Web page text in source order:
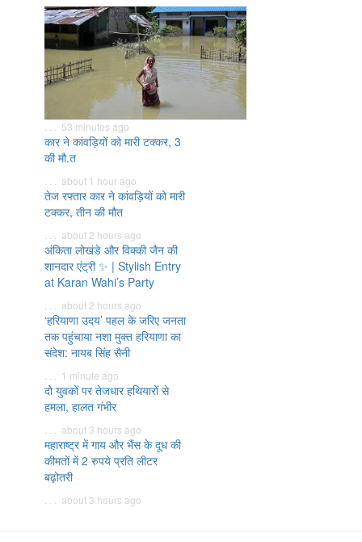
. . . 53 minutes ago
कार ने कांवड़ियों को मारी टक्कर, 3
की मौ.त
. . . about 1 hour ago
तेज रफ्तार कार ने कांवड़ियों को मारी
टक्कर, तीन की मौत
. . . about 2 hours ago
अंकिता लोखंडे और विक्की जैन की
शानदार एंट्री ✨ | Stylish Entry
at Karan Wahi’s Party
. . . about 2 hours ago
‘हरियाणा उदय’ पहल के जरिए जनता
तक पहुंचाया नशा मुक्त हरियाणा का
संदेश: नायब सिंह सैनी
. . . 1 minute ago
दो युवकों पर तेजधार हथियारों से
हमला, हालत गंभीर
. . . about 3 hours ago
महाराष्ट्र में गाय और भैंस के दूध की
कीमतों में 2 रुपये प्रति लीटर
बढ़ोतरी
. . . about 3 hours ago